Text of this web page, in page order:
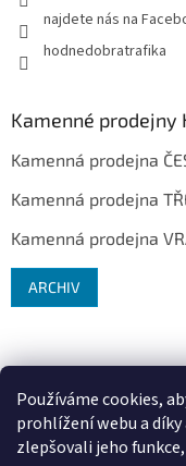
Používáme cookies,
prohlížení webu a
zlepšovali jeho
najdete nás na
hodnedobratrafika
Kamenné prodejny
Kamenná prodejna
Kamenná prodejna
Kamenná prodejna
ARCHIV